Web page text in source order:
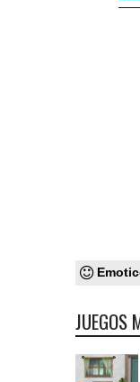
JUEGOS